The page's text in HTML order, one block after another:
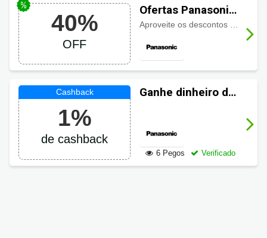
40%
OFF
Ofertas Panasonic
com até 40% de
1%
de cashback
Ganhe dinheiro de
Panasonic
6 Pegos Verificado